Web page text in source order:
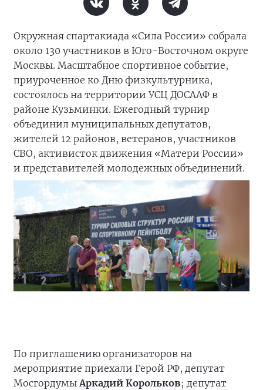
Окружная спартакиада «Сила России» собрала
около 130 участников в Юго-Восточном округе
Москвы. Масштабное спортивное событие,
приуроченное ко Дню физкультурника,
состоялось на территории УСЦ ДОСААФ в
районе Кузьминки. Ежегодный турнир
объединил муниципальных депутатов,
жителей 12 районов, ветеранов, участников
СВО, активисток движения «Матери России»
и представителей молодежных объединений.
По приглашению организаторов на
мероприятие приехали Герой РФ, депутат
МосгордумыАркадий Корольков; депутат